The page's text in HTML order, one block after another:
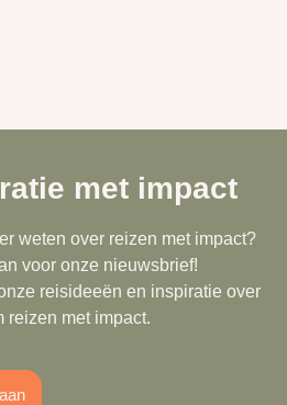
met impact
weten over reizen met impact?
voor onze nieuwsbrief!
reisideeën en inspiratie over
reizen met impact.